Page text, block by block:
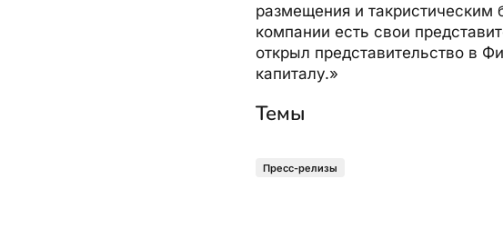
размещения и такристическим
компании есть свои
открыл представительство в
капиталу.»
Темы
Пресс-релизы